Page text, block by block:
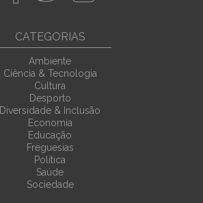
CATEGORIAS
Ambiente
Ciência & Tecnologia
Cultura
Desporto
Diversidade & Inclusão
Economia
Educação
Freguesias
Política
Saúde
Sociedade